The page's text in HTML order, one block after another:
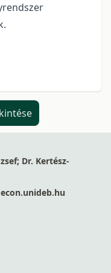
Dr. Kertész-